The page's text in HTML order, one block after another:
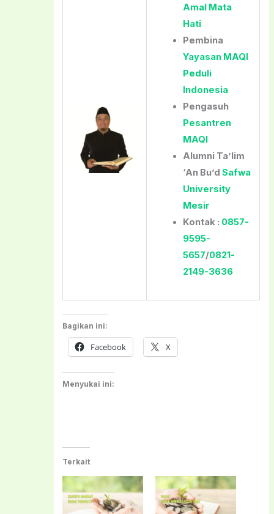
Amal Mata
Hati
Pembina
Yayasan MAQI
Peduli
Indonesia
Pengasuh
Pesantren
MAQI
Alumni Ta’lim
‘An Bu’d Safwa
University
Mesir
Kontak : 0857-
9595-
5657/0821-
2149-3636
Bagikan ini:
Facebook X
Menyukai ini:
Terkait